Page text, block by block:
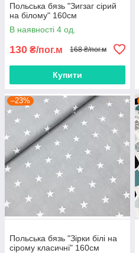
Польська бязь "Зигзаг сірий
на білому" 160см
В наявності 4 од.
130 ₴/пог.м 168 ₴/пог.м
Купити
–23%
Польська бязь "Зірки білі на
сірому класичні" 160см